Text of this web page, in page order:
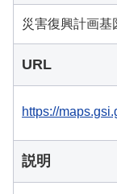
災害復興計画基
URL
https://
説明